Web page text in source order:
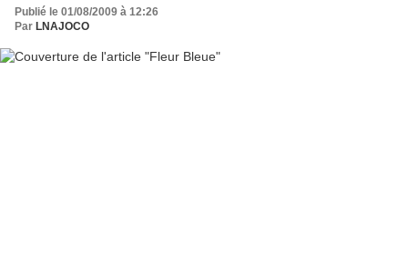
Publié le 01/08/2009 à 12:26
Par LNAJOCO